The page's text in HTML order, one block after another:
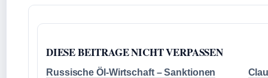
DIESE BEITRAGE NICHT VERPASSEN
Russische Öl-Wirtschaft – Sanktionen